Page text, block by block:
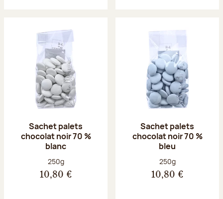
Sachet palets
chocolat noir 70 %
blanc
Poids net :
250g
10,80 €
Sachet palets
chocolat noir 70 %
bleu
Poids net :
250g
10,80 €